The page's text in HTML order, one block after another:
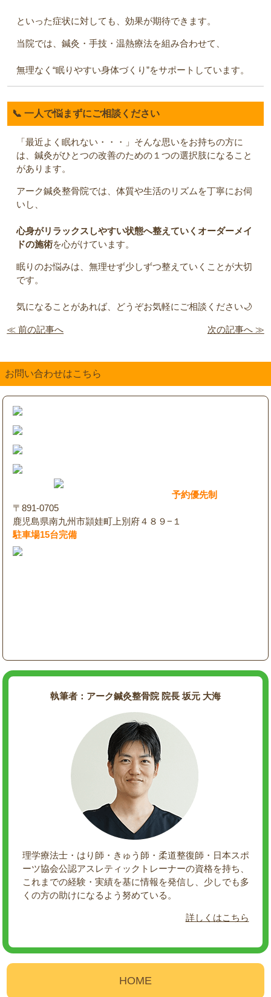
といった症状に対しても、効果が期待できます。
当院では、鍼灸・手技・温熱療法を組み合わせて、
無理なく“眠りやすい身体づくり”をサポートしています。
📞 一人で悩まずにご相談ください
「最近よく眠れない・・・」そんな思いをお持ちの方に
は、鍼灸がひとつの改善のための１つの選択肢になること
があります。
アーク鍼灸整骨院では、体質や生活のリズムを丁寧にお伺
いし、
心身がリラックスしやすい状態へ整えていくオーダーメイ
ドの施術を心がけています。
眠りのお悩みは、無理せず少しずつ整えていくことが大切
です。
気になることがあれば、どうぞお気軽にご相談ください🌙
≪ 前の記事へ 次の記事へ ≫
お問い合わせはこちら
予約優先制
〒891-0705
鹿児島県南九州市頴娃町上別府４８９−１
駐車場15台完備
執筆者：アーク鍼灸整骨院 院長 坂元 大海
理学療法士・はり師・きゅう師・柔道整復師・日本スポ
ーツ協会公認アスレティックトレーナーの資格を持ち、
これまでの経験・実績を基に情報を発信し、少しでも多
くの方の助けになるよう努めている。
詳しくはこちら
HOME